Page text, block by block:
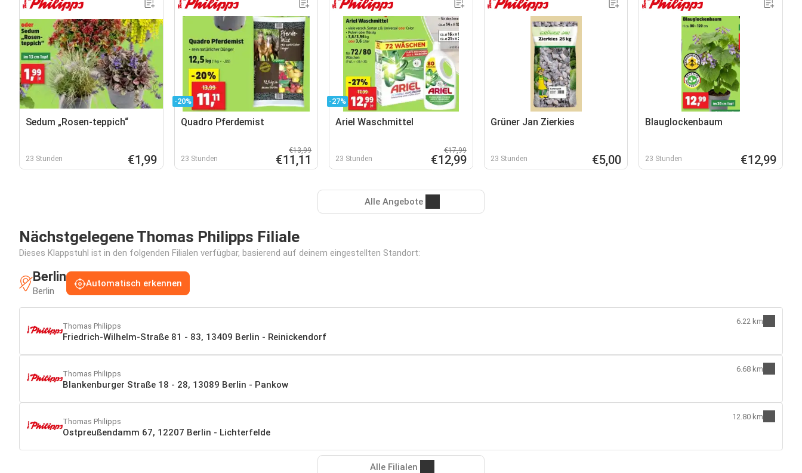
Sedum „Rosen-teppich“
23 Stunden €1,99
-20%
Quadro Pferdemist
23 Stunden
€13,99
€11,11
-27%
Ariel Waschmittel
23 Stunden
€17,99
€12,99
Grüner Jan Zierkies
23 Stunden €5,00
Blauglockenbaum
23 Stunden €12,99
Alle Angebote
Nächstgelegene Thomas Philipps Filiale
Dieses Klappstuhl ist in den folgenden Filialen verfügbar, basierend auf deinem eingestellten Standort:
Berlin
Berlin
Automatisch erkennen
Thomas Philipps
Friedrich-Wilhelm-Straße 81 - 83, 13409 Berlin - Reinickendorf
6.22 km
Thomas Philipps
Blankenburger Straße 18 - 28, 13089 Berlin - Pankow
6.68 km
Thomas Philipps
Ostpreußendamm 67, 12207 Berlin - Lichterfelde
12.80 km
Alle Filialen